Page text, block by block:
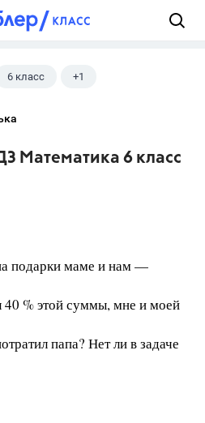
6 класс +1
Математика 6 класс
подарки маме и нам —
40 % этой суммы, мне и моей
папа? Нет ли в задаче